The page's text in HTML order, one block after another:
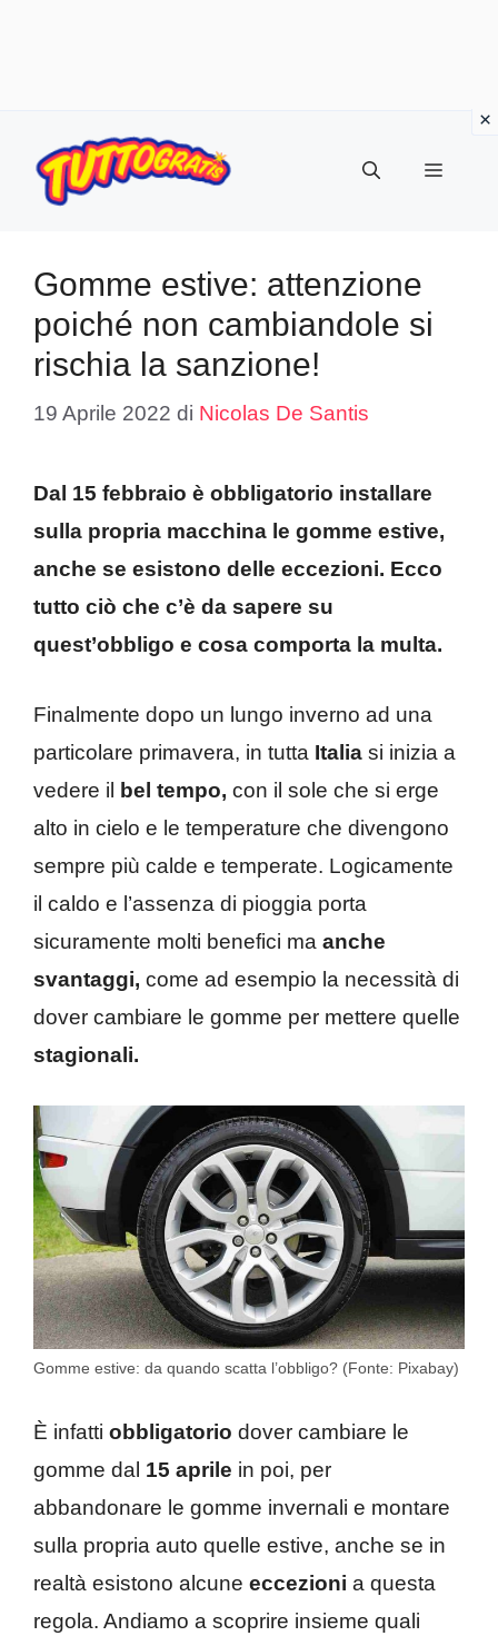
contenuto
Menu
Gomme estive: attenzione
poiché non cambiandole si
rischia la sanzione!
19 Aprile 2022 di Nicolas De Santis
Dal 15 febbraio è obbligatorio installare
sulla propria macchina le gomme estive,
anche se esistono delle eccezioni. Ecco
tutto ciò che c’è da sapere su
quest’obbligo e cosa comporta la multa.
Finalmente dopo un lungo inverno ad una
particolare primavera, in tutta Italia si inizia a
vedere il bel tempo, con il sole che si erge
alto in cielo e le temperature che divengono
sempre più calde e temperate. Logicamente
il caldo e l’assenza di pioggia porta
sicuramente molti benefici ma anche
svantaggi, come ad esempio la necessità di
dover cambiare le gomme per mettere quelle
stagionali.
Gomme estive: da quando scatta l’obbligo? (Fonte: Pixabay)
È infatti obbligatorio dover cambiare le
gomme dal 15 aprile in poi, per
abbandonare le gomme invernali e montare
sulla propria auto quelle estive, anche se in
realtà esistono alcune eccezioni a questa
regola. Andiamo a scoprire insieme quali